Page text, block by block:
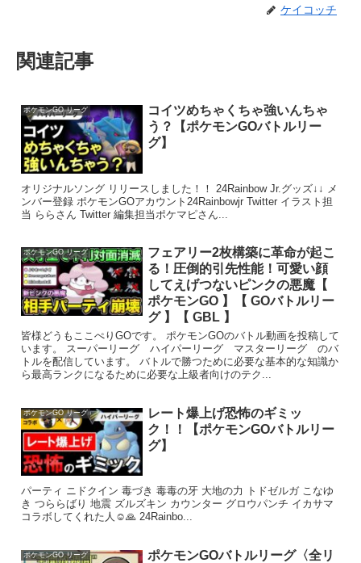
ケイコッチ
関連記事
ポケモンGO リーグ
コイツめちゃくちゃ強いんちゃ
う？【ポケモンGOバトルリー
グ】
オリジナルソング リリースしました！！ 24Rainbow Jr.グッズ↓↓ メ
ンバー登録 ポケモンGOアカウント24Rainbowjr Twitter イラスト担
当 ららさん Twitter 編集担当ポケマピさん...
ポケモンGO リーグ
フェアリー2枚構築に革命が起こ
る！圧倒的引先性能！可愛い顔
してえげつないピンクの悪魔【
ポケモンGO 】【 GOバトルリー
グ 】【 GBL 】
皆様どうもここぺりGOです。 ポケモンGOのバトル動画を投稿して
います。 スーパーリーグ ハイパーリーグ マスターリーグ のバ
トルを配信しています。 バトルで勝つために必要な基本的な知識か
ら最高ランクになるために必要な上級者向けのテク...
ポケモンGO リーグ
レート爆上げ恐怖のギミッ
ク！！【ポケモンGOバトルリー
グ】
パーティ ニドクイン 毒づき 毒毒の牙 大地の力 トドゼルガ こなゆ
き つららばり 地震 ズルズキン カウンター グロウパンチ イカサマ
コラボしてくれた人☺️🙏 24Rainbo...
ポケモンGO リーグ
ポケモンGOバトルリーグ〈全リ